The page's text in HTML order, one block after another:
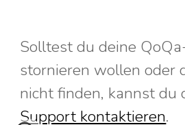
Solltest du deine
stornieren wollen oder
nicht finden, kannst du
Support kontaktieren.